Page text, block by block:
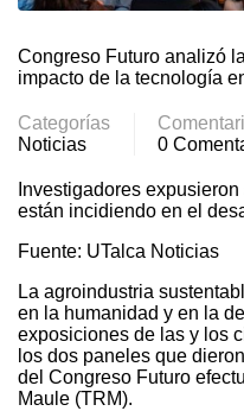
Congreso Futuro analizó
impacto de la tecnología
Categorías
Noticias
0
Investigadores
están incidiendo en el
Fuente: UTalca Noticias
La agroindustria
en la humanidad y en la
exposiciones de las y los
los dos paneles que
del Congreso Futuro
Maule (TRM).